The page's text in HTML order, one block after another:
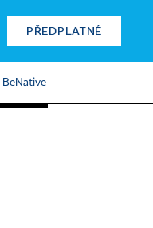
PŘEDPLATNÉ
BeNative